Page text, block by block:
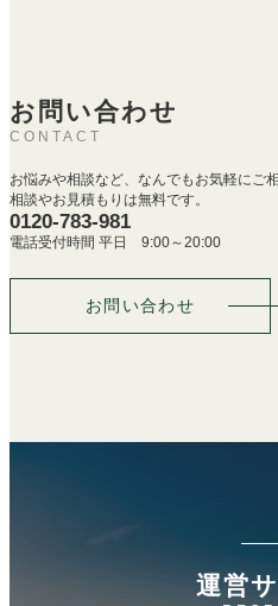
お問い合わせ
CONTACT
お悩みや相談など、なんでもお気軽にご
相談やお見積もりは無料です。
0120-783-981
電話受付時間 平日 9:00～20:00
お問い合わせ
運営